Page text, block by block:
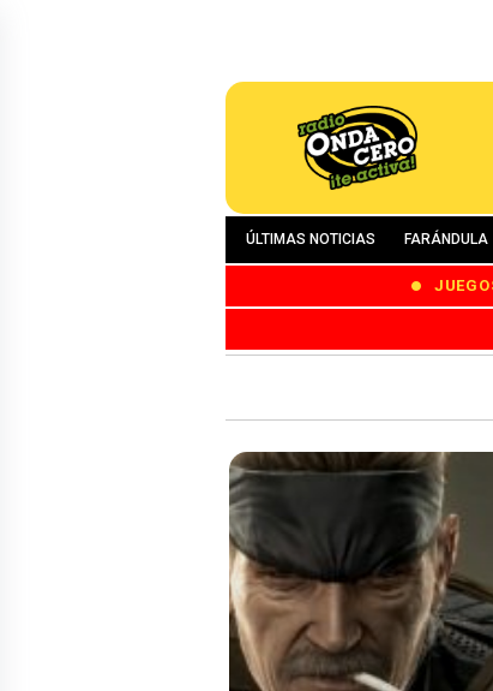
ÚLTIMAS NOTICIAS FARÁNDULA